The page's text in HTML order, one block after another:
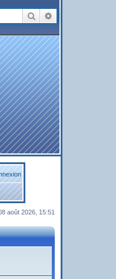
Rechercher
août 2026, 15:51